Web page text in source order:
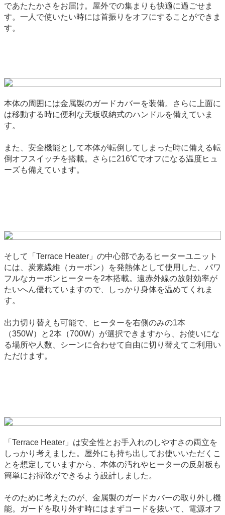
であたたかさをお届け。屋外での集まりも快適に過ごせま
す。一人で使いたい時には首振りをオフにすることができま
す。
本体の周囲には金属製のガードカバーを装備。さらに上面に
は移動する時に便利な天板収納式のハンドルを備えていま
す。
また、安全機能として本体が転倒してしまった時に備える転
倒オフスイッチを搭載。さらに216℃でオフになる温度ヒュ
ーズも備えています。
そして「Terrace Heater」の中心部であるヒーターユニット
には、炭素繊維（カーボン）を発熱体として使用した、パワ
フルなカーボンヒーターを2本搭載。遠赤外線の放射効率が
たいへん優れていますので、しっかり身体を温めてくれま
す。
出力切り替えも可能で、ヒーターを右側のみの1本
（350W）と2本（700W）が選択できますから、お使いにな
る場所や人数、シーンに合わせて自由に切り替えてご利用い
ただけます。
「Terrace Heater」は安全性とお手入れのしやすさの両立を
しっかり考えました。屋外にも持ち出してお使いいただくこ
とを想定していますから、本体の汚れやヒーターの反射板も
簡単にお掃除ができるよう設計しました。
そのために考えたのが、金属製のガードカバーの取り外し機
能。ガードを取り外す時にはまずコードを抜いて、電源オフ